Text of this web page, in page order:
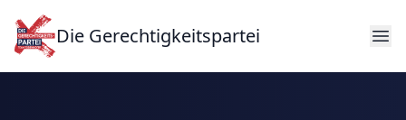
Die Gerechtigkeitspartei